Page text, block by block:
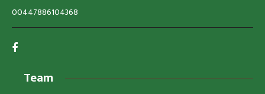
00447886104368
Team